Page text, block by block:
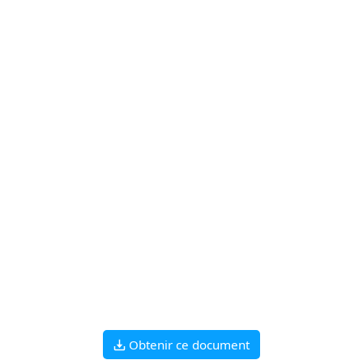
Obtenir ce document